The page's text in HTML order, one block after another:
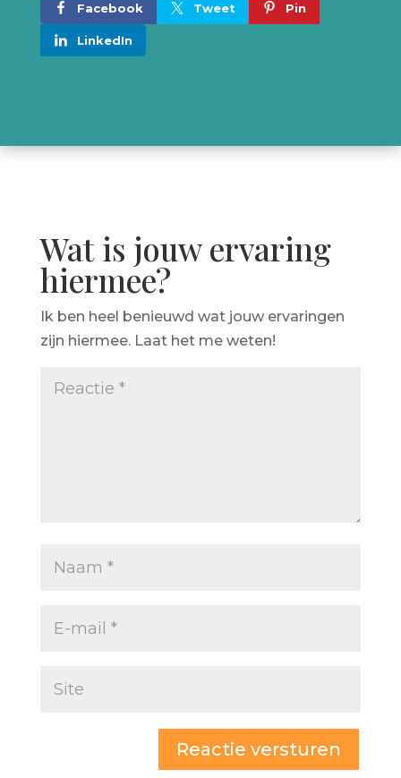
Facebook Tweet Pin
LinkedIn
Wat is jouw ervaring
hiermee?
Ik ben heel benieuwd wat jouw ervaringen
zijn hiermee. Laat het me weten!
Reactie versturen